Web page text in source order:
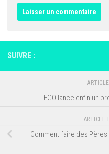
SUIVRE :
LEGO lance enfin un
ARTICLE
Comment faire des